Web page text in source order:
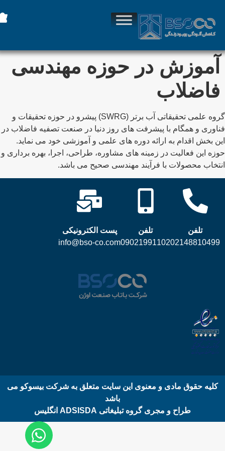
آموزش در حوزه مهندسی
فاضلاب
گروه علمی تحقیقاتی آب برتر (SWRG) پیشرو در حوزه تحقیقات و
و همگام با پیشرفت های روز دنیا در صنعت تصفیه فاضلاب در
بخش اقدام به ارائه دوره های علمی و آموزشی خود می نماید.
این فعالیت در زمینه های مشاوره، طراحی، اجرا، بهره برداری و
محصولات با فرآیند مهندسی صحیح می باشد.
تلفن
02148810499
تلفن
09021991102
پست الکترونیکی
info@bso-co.com
کلیه حقوق مادی و معنوی این سایت متعلق به شرکت بیسوکو می
باشد
طراح و مجری گروه تبلیغاتی ADSISDA انگلیس